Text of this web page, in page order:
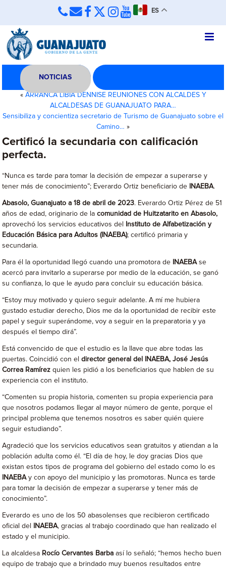
ES
NOTICIAS
« ARRANCA LIBIA DENNISE REUNIONES CON ALCALDES Y
ALCALDESAS DE GUANAJUATO PARA…
Sensibiliza y concientiza secretario de Turismo de Guanajuato sobre el
Camino… »
Certificó la secundaria con calificación
perfecta.
“Nunca es tarde para tomar la decisión de empezar a superarse y
tener más de conocimiento”; Everardo Ortiz beneficiario de
INAEBA.
Abasolo, Guanajuato a 18 de abril de 2023. Everardo Ortiz Pérez de 51
años de edad, originario de lacomunidad de Huitzatarito en Abasolo,
aprovechó los servicios educativos del
Instituto de Alfabetización y
Educación Básica para Adultos (INAEBA); certificó primaria y
secundaria.
Para él la oportunidad llegó cuando una promotora de INAEBAse
acercó para invitarlo a superarse por medio de la educación, se ganó
su confianza, lo que le ayudo para concluir su educación básica.
“Estoy muy motivado y quiero seguir adelante. A mí me hubiera
gustado estudiar derecho, Dios me da la oportunidad de recibir este
papel y seguir superándome, voy a seguir en la preparatoria y ya
después el tiempo dirá”.
Está convencido de que el estudio es la llave que abre todas las
puertas. Coincidió con eldirector general del INAEBA, José Jesús
Correa Ramírezquien les pidió a los beneficiarios que hablen de su
experiencia con el instituto.
“Comenten su propia historia, comenten su propia experiencia para
que nosotros podamos llegar al mayor número de gente, porque el
principal problema que tenemos nosotros es saber quién quiere
seguir estudiando”.
Agradeció que los servicios educativos sean gratuitos y atiendan a la
población adulta como él. “El día de hoy, le doy gracias Dios que
existan estos tipos de programa del gobierno del estado como lo es
INAEBAy con apoyo del municipio y las promotoras. Nunca es tarde
para tomar la decisión de empezar a superarse y tener más de
conocimiento”.
Everardo es uno de los 50 abasolenses que recibieron certificado
oficial del
INAEBA, gracias al trabajo coordinado que han realizado el
estado y el municipio.
La alcaldesa Rocío Cervantes Barba así lo señaló; “hemos hecho buen
equipo de trabajo que a brindado muy buenos resultados entre